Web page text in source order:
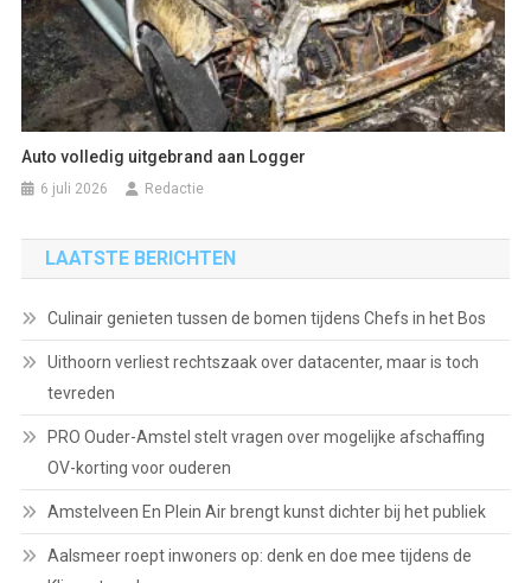
Auto volledig uitgebrand aan Logger
6 juli 2026 Redactie
LAATSTE BERICHTEN
Culinair genieten tussen de bomen tijdens Chefs in het Bos
Uithoorn verliest rechtszaak over datacenter, maar is toch
tevreden
PRO Ouder-Amstel stelt vragen over mogelijke afschaffing
OV-korting voor ouderen
Amstelveen En Plein Air brengt kunst dichter bij het publiek
Aalsmeer roept inwoners op: denk en doe mee tijdens de